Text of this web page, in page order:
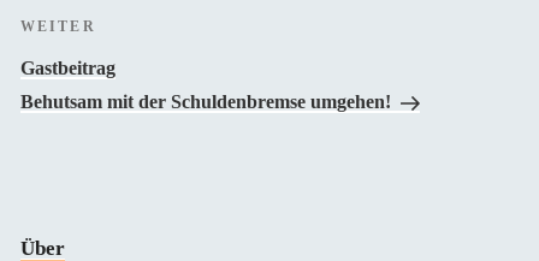
Nächster
Beitrag
WEITER
Gastbeitrag
Behutsam mit der Schuldenbremse umgehen!
Über